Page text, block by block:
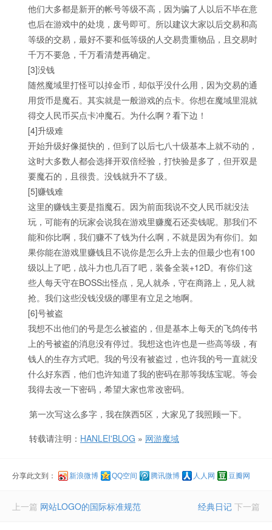
他们大多都是新开的帐号等级不高，因为骗了人以后不毕在意
也后在游戏中的处境，废号即可。所以建议大家以后交易和高
等级的交易，最好不要和低等级的人交易贵重物品，且交易时
千万不要急，千万看清楚再确定。
[3]没钱
随然魔域里打怪可以掉金币，却似乎没什么用，因为交易的通
用货币是魔石。其实就是一般游戏的点卡。你想在魔域里混就
得交人民币买点卡冲魔石。为什么啊？看下边！
[4]升级难
开始升级好像挺快的，但到了以后七八十级基本上就不动的，
这时大多数人都会选择开双倍经验，打快验是多了，但开双是
要魔石的，且很贵。没钱就升不了级。
[5]赚钱难
这里的赚钱主要是指魔石。因为前面我说不交人民币就没法
玩，可能有的玩家会说我在游戏里赚魔石还卖钱呢。那我们不
能和你比啊，我们赚不了钱为什么啊，不就是因为有你们。如
果你能在游戏里赚钱且不说你是怎么升上去的但最少也有100
级以上了吧，战斗力也几百了吧，装备全装+12D。有你们这
些人每天守在BOSS出怪点，见人就杀，守在商路上，见人就
抢。我们这些没钱没级的哪里有立足之地啊。
[6]号被盗
我想不出他们的号是怎么被盗的，但是基本上每天的飞鸽传书
上的号被盗的消息没有停过。我想这也许也是一些高等级，有
钱人的生存方式吧。我的号没有被盗过，也许我的号一直就没
什么好东西，他们也许知道了我的密码在那等我练宝呢。等会
我得去改一下密码，希望大家也常改密码。
第一次写这么多字，我在陕西5区，大家见了我照顾一下。
转载请注明： HANLEI'BLOG » 网游魔域
分享此文到： 新浪微博 QQ空间 腾讯微博 人人网 豆瓣网
上一篇 网站LOGO的国际标准规范 经典日记 下一篇